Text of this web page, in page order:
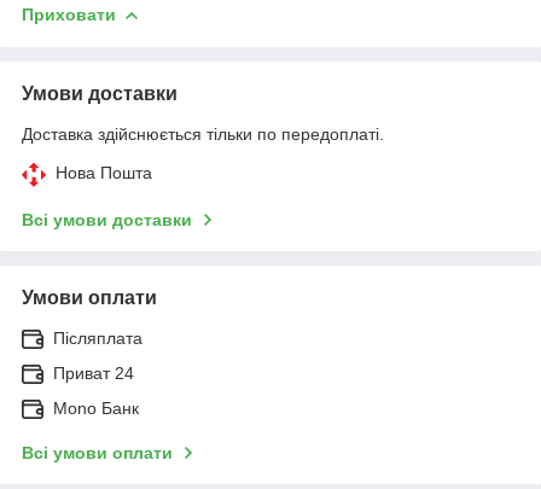
Приховати
Умови доставки
Доставка здійснюється тільки по передоплаті.
Нова Пошта
Всі умови доставки
Умови оплати
Післяплата
Приват 24
Mono Банк
Всі умови оплати